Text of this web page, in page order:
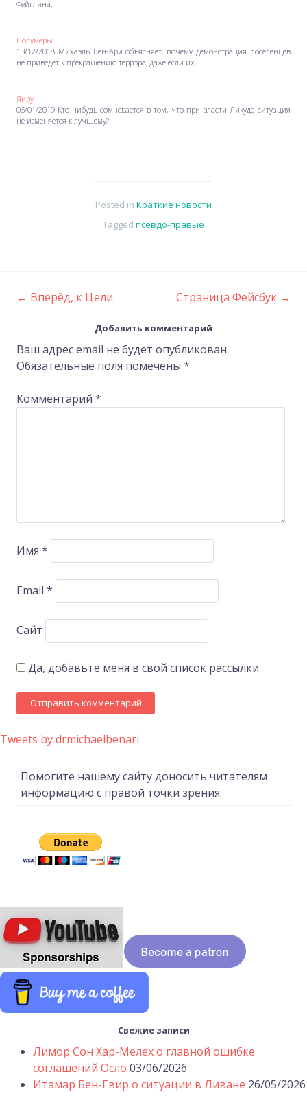
Фейглина.
Полумеры
13/12/2018 Михаэль Бен-Ари объясняет, почему демонстрация поселенцев
не приведёт к прекращению террора, даже если их…
Яиру
06/01/2019 Кто-нибудь сомневается в том, что при власти Ликуда ситуация
не изменяется к лучшему?
Posted in Краткие новости
Tagged псевдо-правые
Post
navigation
← Вперёд, к Цели Страница Фейсбук →
Добавить комментарий
Ваш адрес email не будет опубликован.
Обязательные поля помечены *
Комментарий *
Имя *
Email *
Сайт
Да, добавьте меня в свой список рассылки
Tweets by drmichaelbenari
Помогите нашему сайту доносить читателям
информацию с правой точки зрения:
Свежие записи
Лимор Сон Хар-Мелех о главной ошибке
соглашений Осло 03/06/2026
Итамар Бен-Гвир о ситуации в Ливане 26/05/2026